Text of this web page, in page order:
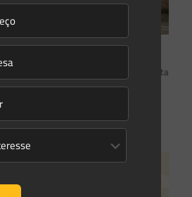
de patrimônio cultural não basta
de propriedade: